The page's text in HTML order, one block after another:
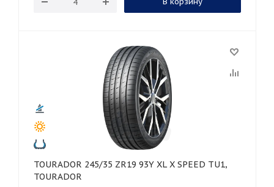
TOURADOR 245/35 ZR19 93Y XL X SPEED TU1,
TOURADOR